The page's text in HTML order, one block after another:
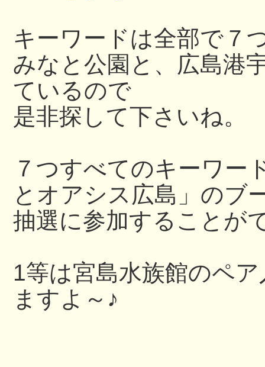
キーワードは全部
みなと公園と、広島港
ているので
是非探して下さいね。
７つすべてのキーワー
とオアシス広島」のブ
抽選に参加することが
1等は宮島水族館のペ
ますよ～♪